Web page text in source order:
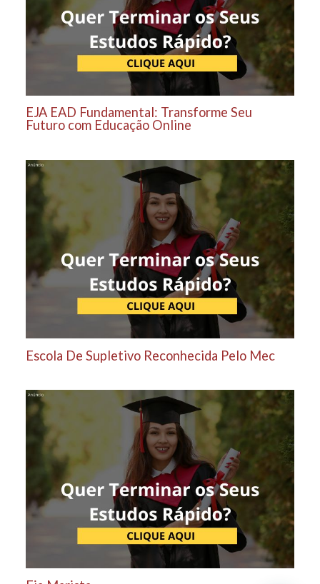
EJA EAD Fundamental: Transforme Seu
Futuro com Educação Online
Escola De Supletivo Reconhecida Pelo Mec